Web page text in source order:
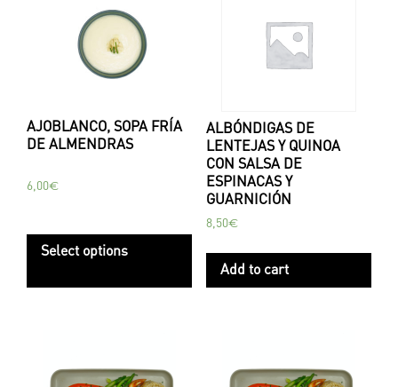
AJOBLANCO, SOPA FRÍA
DE ALMENDRAS
6,00€
Select options
ALBÓNDIGAS DE
LENTEJAS Y QUINOA
CON SALSA DE
ESPINACAS Y
GUARNICIÓN
8,50€
Add to cart